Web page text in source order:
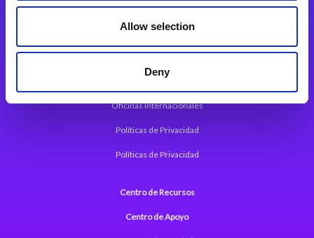
Allow selection
Deny
Comunicados de Prensa (Inglés)
Acerca de Magic
Oficinas Internacionales
Políticas de Privacidad
Políticas de Privacidad
Centro de Recursos
Centro de Apoyo